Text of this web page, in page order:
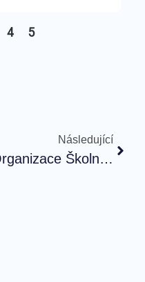
4 5
Následující
Organizace Školního Roku 2023/24